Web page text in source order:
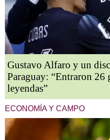
Gustavo Alfaro y un
Paraguay: “Entraron 26
leyendas”
ECONOMÍA Y CAMPO